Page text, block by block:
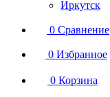
Иркутск
0 Сравнение
0 Избранное
0 Корзина